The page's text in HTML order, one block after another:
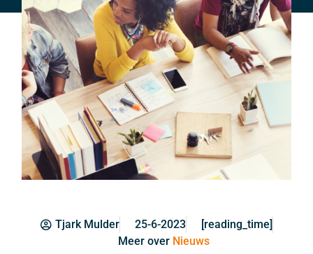
Tjark Mulder 25-6-2023
[reading_time]
Meer over Nieuws